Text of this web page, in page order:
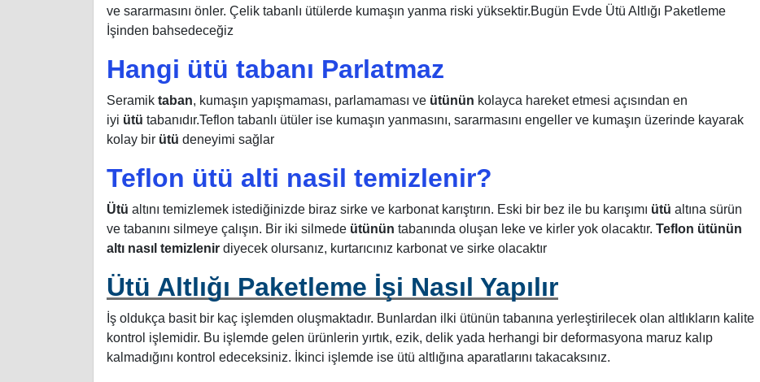
ve sararmasını önler. Çelik tabanlı ütülerde kumaşın yanma riski yüksektir.Bugün Evde Ütü Altlığı Paketleme
İşinden bahsedeceğiz
Hangi ütü tabanı Parlatmaz
Seramik taban, kumaşın yapışmaması, parlamaması ve ütünün kolayca hareket etmesi açısından en
iyi ütü tabanıdır.Teflon tabanlı ütüler ise kumaşın yanmasını, sararmasını engeller ve kumaşın üzerinde kayarak
kolay bir ütü deneyimi sağlar
Teflon ütü alti nasil temizlenir?
Ütü altını temizlemek istediğinizde biraz sirke ve karbonat karıştırın. Eski bir bez ile bu karışımı ütü altına sürün
ve tabanını silmeye çalışın. Bir iki silmede ütünün tabanında oluşan leke ve kirler yok olacaktır. Teflon ütünün
altı nasıl temizlenir diyecek olursanız, kurtarıcınız karbonat ve sirke olacaktır
Ütü Altlığı Paketleme İşi Nasıl Yapılır
İş oldukça basit bir kaç işlemden oluşmaktadır. Bunlardan ilki ütünün tabanına yerleştirilecek olan altlıkların kalite
kontrol işlemidir. Bu işlemde gelen ürünlerin yırtık, ezik, delik yada herhangi bir deformasyona maruz kalıp
kalmadığını kontrol edeceksiniz. İkinci işlemde ise ütü altlığına aparatlarını takacaksınız.